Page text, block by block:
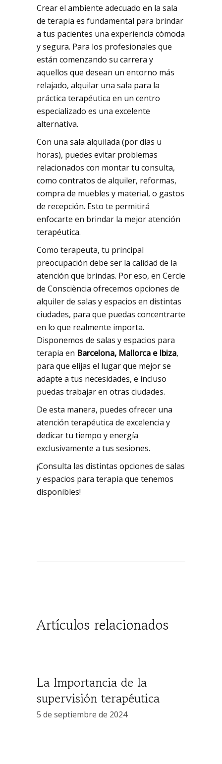
Crear el ambiente adecuado en la sala
de terapia es fundamental para brindar
a tus pacientes una experiencia cómoda
y segura. Para los profesionales que
están comenzando su carrera y
aquellos que desean un entorno más
relajado, alquilar una sala para la
práctica terapéutica en un centro
especializado es una excelente
alternativa.
Con una sala alquilada (por días u
horas), puedes evitar problemas
relacionados con montar tu consulta,
como contratos de alquiler, reformas,
compra de muebles y material, o gastos
de recepción. Esto te permitirá
enfocarte en brindar la mejor atención
terapéutica.
Como terapeuta, tu principal
preocupación debe ser la calidad de la
atención que brindas. Por eso, en Cercle
de Consciència ofrecemos opciones de
alquiler de salas y espacios en distintas
ciudades, para que puedas concentrarte
en lo que realmente importa.
Disponemos de salas y espacios para
terapia en Barcelona, Mallorca e Ibiza,
para que elijas el lugar que mejor se
adapte a tus necesidades, e incluso
puedas trabajar en otras ciudades.
De esta manera, puedes ofrecer una
atención terapéutica de excelencia y
dedicar tu tiempo y energía
exclusivamente a tus sesiones.
¡Consulta las distintas opciones de salas
y espacios para terapia que tenemos
disponibles!
Artículos relacionados
La Importancia de la
supervisión terapéutica
5 de septiembre de 2024